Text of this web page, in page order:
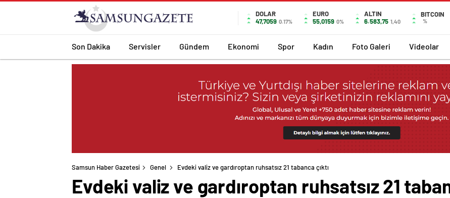
DOLAR
47,7059 0.17%
EURO
55,0159 0%
ALTIN
6.583,75 1,40
BITCOIN
%
Son Dakika Servisler Gündem Ekonomi Spor Kadın Foto Galeri Videolar
Samsun Haber Gazetesi Genel Evdeki valiz ve gardıroptan ruhsatsız 21 tabanca çıktı
Evdeki valiz ve gardıroptan ruhsatsız 21